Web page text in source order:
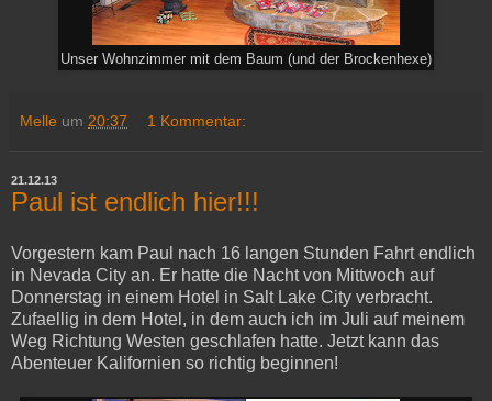
Unser Wohnzimmer mit dem Baum (und der Brockenhexe)
Melle um 20:37 1 Kommentar:
21.12.13
Paul ist endlich hier!!!
Vorgestern kam Paul nach 16 langen Stunden Fahrt endlich
in Nevada City an. Er hatte die Nacht von Mittwoch auf
Donnerstag in einem Hotel in Salt Lake City verbracht.
Zufaellig in dem Hotel, in dem auch ich im Juli auf meinem
Weg Richtung Westen geschlafen hatte. Jetzt kann das
Abenteuer Kalifornien so richtig beginnen!